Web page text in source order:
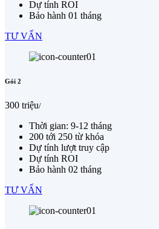
Dự tính ROI
Bảo hành 01 tháng
TƯ VẤN
Gói 2
300 triệu/
Thời gian: 9-12 tháng
200 tới 250 từ khóa
Dự tính lượt truy cập
Dự tính ROI
Bảo hành 02 tháng
TƯ VẤN